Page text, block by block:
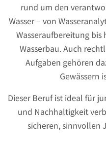
rund um den
Wasser – von
Wasseraufbereitung bis
Wasserbau. Auch
Aufgaben gehören
Gewässern
Dieser Beruf ist ideal für
und Nachhaltigkeit
sicheren, sinnvollen